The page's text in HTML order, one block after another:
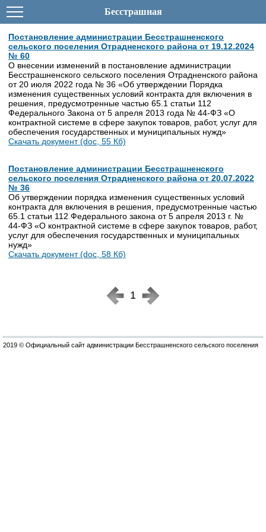
Бесстрашная
Постановление администрации Бесстрашненского
сельского поселения Отрадненского района от 19.12.2024
№ 60
О внесении изменений в постановление администрации
Бесстрашненского сельского поселения Отрадненского района
от 20 июля 2022 года № 36 «Об утверждении Порядка
изменения существенных условий контракта для включения в
решения, предусмотренные частью 65.1 статьи 112
Федерального Закона от 5 апреля 2013 года № 44-ФЗ «О
контрактной системе в сфере закупок товаров, работ, услуг для
обеспечения государственных и муниципальных нужд»
Скачать документ (doc, 55 Кб)
Постановление администрации Бесстрашненского
сельского поселения Отрадненского района от 20.07.2022
№ 36
Об утверждении порядка изменения существенных условий
контракта для включения в решения, предусмотренные частью
65.1 статьи 112 Федерального закона от 5 апреля 2013 г. №
44-ФЗ «О контрактной системе в сфере закупок товаров, работ,
услуг для обеспечения государственных и муниципальных
нужд»
Скачать документ (doc, 58 Кб)
1
2019 © Официальный сайт администрации Бесстрашненского сельского поселения